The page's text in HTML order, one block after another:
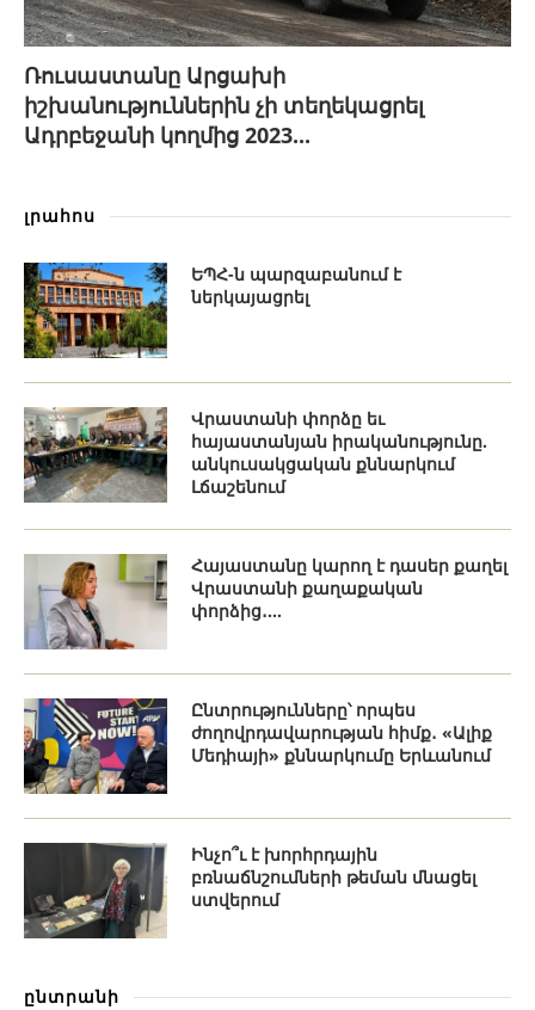
Ռուսաստանը Արցախի
իշխանություններին չի տեղեկացրել
Ադրբեջանի կողմից 2023...
լրահոս
ԵՊՀ-ն պարզաբանում է
ներկայացրել
Վրաստանի փորձը եւ
հայաստանյան իրականությունը.
անկուսակցական քննարկում
Լճաշենում
Հայաստանը կարող է դասեր քաղել
Վրաստանի քաղաքական
փորձից․...
Ընտրությունները՝ որպես
ժողովրդավարության հիմք․ «Ալիք
Մեդիայի» քննարկումը Երևանում
Ինչո՞ւ է խորհրդային
բռնաճնշումների թեման մնացել
ստվերում
ընտրանի